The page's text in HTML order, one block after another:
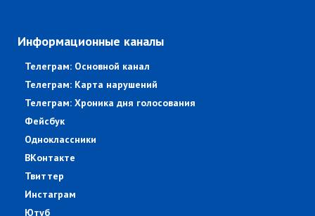
Информационные каналы
Телеграм: Основной канал
Телеграм: Карта нарушений
Телеграм: Хроника дня голосования
Фейсбук
Одноклассники
ВКонтакте
Твиттер
Инстаграм
Ютуб